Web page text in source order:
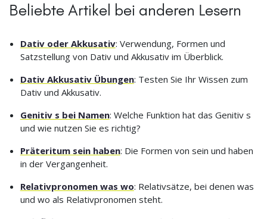
Beliebte Artikel bei anderen Lesern
Dativ oder Akkusativ: Verwendung, Formen und
Satzstellung von Dativ und Akkusativ im Überblick.
Dativ Akkusativ Übungen: Testen Sie Ihr Wissen zum
Dativ und Akkusativ.
Genitiv s bei Namen: Welche Funktion hat das Genitiv s
und wie nutzen Sie es richtig?
Präteritum sein haben: Die Formen von sein und haben
in der Vergangenheit.
Relativpronomen was wo: Relativsätze, bei denen was
und wo als Relativpronomen steht.